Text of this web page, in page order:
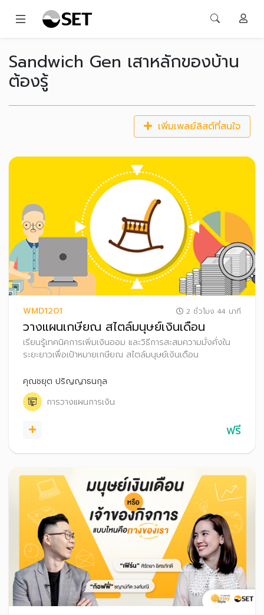
Sandwich Gen เสาหลักของบ้าน
ต้องรู้
เพิ่มเพลย์ลิสต์ที่สนใจ
WMD1201 2 ชั่วโมง 44 นาที
วางแผนเกษียณ สไตล์มนุษย์เงินเดือน
เรียนรู้เทคนิคการเพิ่มเงินออม และวิธีการสะสมความมั่งคั่งใน
ระยะยาวเพื่อเป้าหมายเกษียณ สไตล์มนุษย์เงินเดือน
คุณชยุต ปริญญาธนกุล
การวางแผนการเงิน
ฟรี